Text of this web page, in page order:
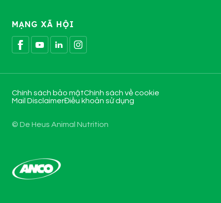
MẠNG XÃ HỘI
Chính sách bảo mậtChính sách về cookie
Mail DisclaimerĐiều khoản sử dụng
© De Heus Animal Nutrition